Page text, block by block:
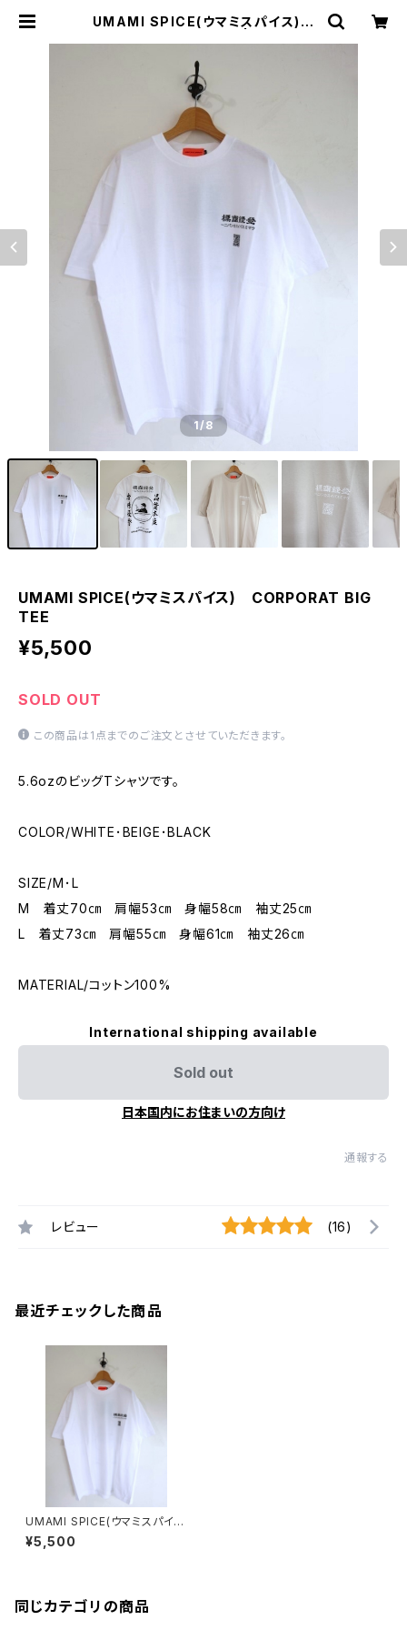
UMAMI SPICE(ウマミスパイス)
通販サイト
1/8
UMAMI SPICE(ウマミスパイス) CORPORAT BIG
TEE
¥5,500
SOLD OUT
この商品は1点までのご注文とさせていただきます。
5.6ozのビッグTシャツです。
COLOR/WHITE･BEIGE･BLACK
SIZE/M･L
M 着丈70㎝ 肩幅53㎝ 身幅58㎝ 袖丈25㎝
L 着丈73㎝ 肩幅55㎝ 身幅61㎝ 袖丈26㎝
MATERIAL/コットン100%
International shipping available
Sold out
日本国内にお住まいの方向け
通報する
レビュー (16)
最近チェックした商品
UMAMI SPICE(ウマミスパイ
ス) CORPORAT BIG TEE
¥5,500
同じカテゴリの商品